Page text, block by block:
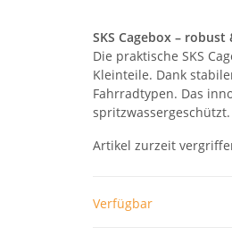
SKS Cagebox –
Die praktische SKS
Kleinteile. Dank
Fahrradtypen. Das
Artikel zurzeit
Verfügbar